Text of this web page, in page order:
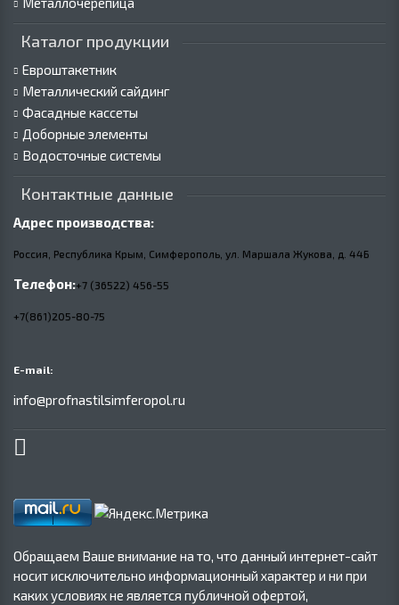
Каталог продукции
Евроштакетник
Металлический сайдинг
Фасадные кассеты
Доборные элементы
Водосточные системы
Контактные данные
Адрес производства:
Россия, Республика Крым, Симферополь, ул. Маршала Жукова, д. 44Б
Телефон:+7 (36522) 456-55
+7(861)205-80-75
E-mail:
info@profnastilsimferopol.ru
Обращаем Ваше внимание на то, что данный интернет-сайт
носит исключительно информационный характер и ни при
каких условиях не является публичной офертой,